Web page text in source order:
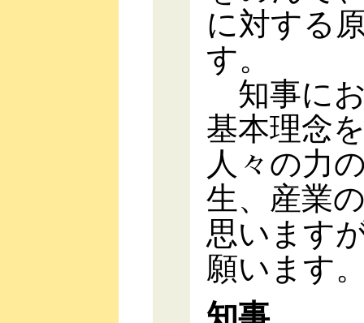
に対する
す。
知事に
基本理念
人々の力
生、産業
思います
願います